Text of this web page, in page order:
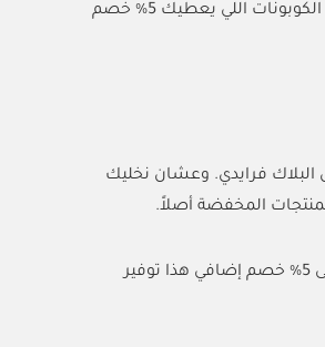
هالمنتجات متوفرة بأسعار حلوة، وتقدرين تخليها أحلى لما تستخدمين كود خصم اي براند (ACC) من منصة كل الكوبونات اللي يعطيك 5% خصم
عروض وتخفيضات دورية توصل لحد 70% في مواسم مثل البلاك فرايدي. وعشان نخليك
تخيلي تشترين منتج مخفض بنسبة 50% وبعدين تستخدمين كود (ACC) من منصة كل الكوبونات وتحصلين على 5% خصم إضافي هذا توفير